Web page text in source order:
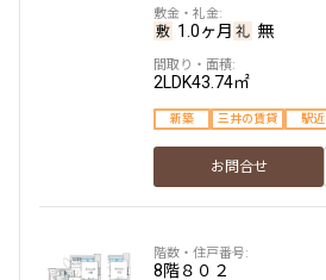
1.0ヶ月 無
2LDK43.74㎡
新築 三井の賃貸 駅近
お問合せ
8階８０２